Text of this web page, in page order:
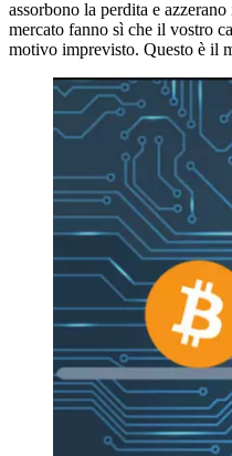
assorbono la perdita e
mercato fanno sì che il vostro
motivo imprevisto. Questo è il